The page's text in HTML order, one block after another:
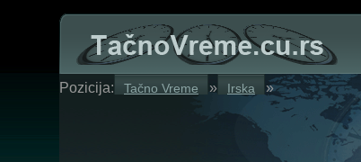
Pozicija: Tačno Vreme » Irska »